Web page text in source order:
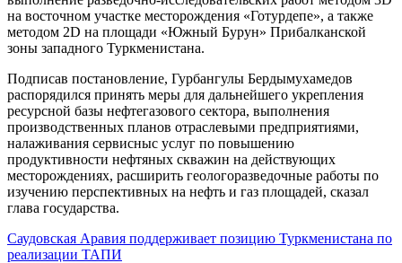
на восточном участке месторождения «Готурдепе», а также
методом 2D на площади «Южный Бурун» Прибалканской
зоны западного Туркменистана.
Подписав постановление, Гурбангулы Бердымухамедов
распорядился принять меры для дальнейшего укрепления
ресурсной базы нефтегазового сектора, выполнения
производственных планов отраслевыми предприятиями,
налаживания сервисныс услуг по повышению
продуктивности нефтяных скважин на действующих
месторождениях, расширить геологоразведочные работы по
изучению перспективных на нефть и газ площадей, сказал
глава государства.
Саудовская Аравия поддерживает позицию Туркменистана по
реализации ТАПИ